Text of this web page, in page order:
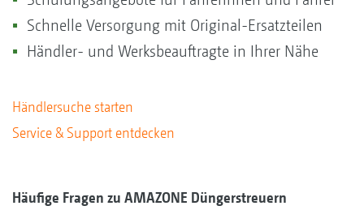
Schnelle Versorgung mit Original-Ersatzteilen
Händler- und Werksbeauftragte in Ihrer Nähe
Händlersuche starten
Service & Support entdecken
Häufige Fragen zu AMAZONE Düngerstreuern